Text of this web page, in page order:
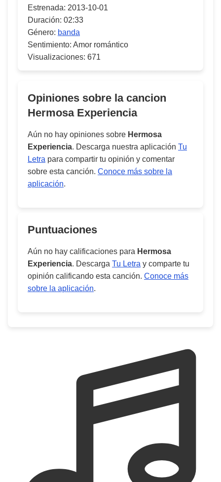
Estrenada: 2013-10-01
Duración: 02:33
Género: banda
Sentimiento: Amor romántico
Visualizaciones: 671
Opiniones sobre la cancion
Hermosa Experiencia
Aún no hay opiniones sobre Hermosa
Experiencia. Descarga nuestra aplicación Tu
Letra para compartir tu opinión y comentar
sobre esta canción. Conoce más sobre la
aplicación.
Puntuaciones
Aún no hay calificaciones para Hermosa
Experiencia. Descarga Tu Letra y comparte tu
opinión calificando esta canción. Conoce más
sobre la aplicación.